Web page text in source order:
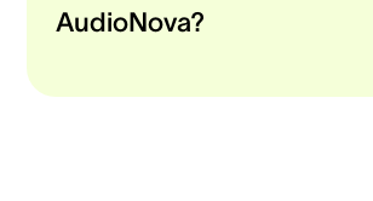
AudioNova?